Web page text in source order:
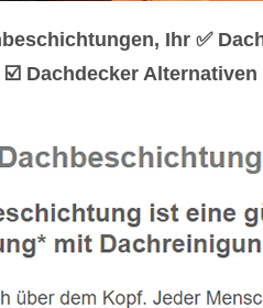
Ihr ✅
☑️ Dachdecker